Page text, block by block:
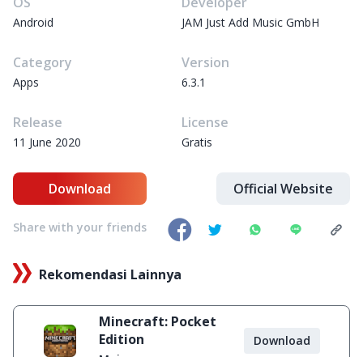
Android JAM Just Add Music GmbH
Category
Apps
Version
6.3.1
Release
11 June 2020
License
Gratis
Download Official Website
Share with your friends
Rekomendasi Lainnya
Minecraft: Pocket
Edition
Download